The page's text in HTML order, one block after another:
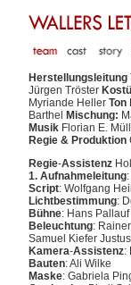
Herstellungsleitung
Jürgen Tröster
Myriande Heller Ton
Barthel
Mischung:
Musik Florian E.
Regie & Produktion
Regie-Assistenz
1. Aufnahmeleitung
Script: Wolfgang
Lichtbestimmung:
Bühne: Hans Pallauf
Beleuchtung:
Samuel Kiefer
Kamera-Assistenz:
Bauten: Ali Wilke
Maske: Gabriela